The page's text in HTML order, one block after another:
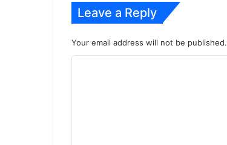
Leave a Reply
Your email address will not be published.